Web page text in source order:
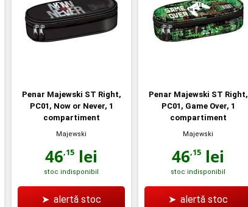
Penar Majewski ST Right,
PC01, Now or Never, 1
compartiment
Majewski
46,15 lei
stoc indisponibil
➤ alertă stoc
Penar Majewski ST Right,
PC01, Game Over, 1
compartiment
Majewski
46,15 lei
stoc indisponibil
➤ alertă stoc